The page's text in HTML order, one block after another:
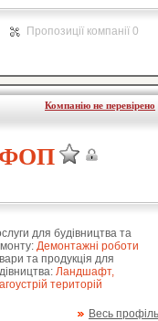
Пропозиції компанії 0
Компанію не перевірено
ФОП
для будівництва та
Демонтажні роботи
та продукція для
Ландшафт,
територій
Весь профіль